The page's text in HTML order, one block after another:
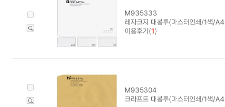
M935333
레자크지 대봉투(마스터인쇄/1색/
이용후기(1)
M935304
크라프트 대봉투(마스터인쇄/1색/